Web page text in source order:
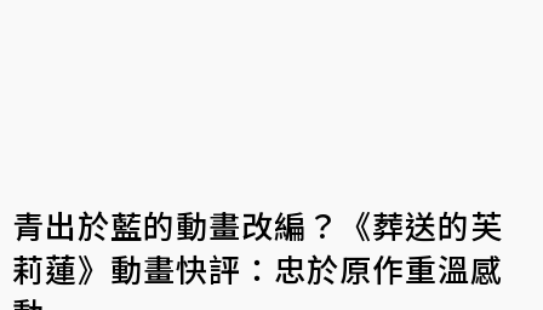
青出於藍的動畫改編？《葬送的芙
莉蓮》動畫快評：忠於原作重溫感